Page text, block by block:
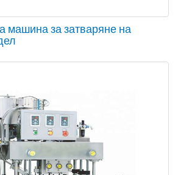
машина за затваряне на